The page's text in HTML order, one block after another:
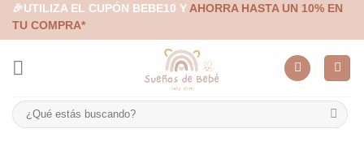
Skip🎉UTILIZA EL CUPÓN BEBE10 Y AHORRA HASTA UN 10% EN
TU COMPRA*
Buscar
por: